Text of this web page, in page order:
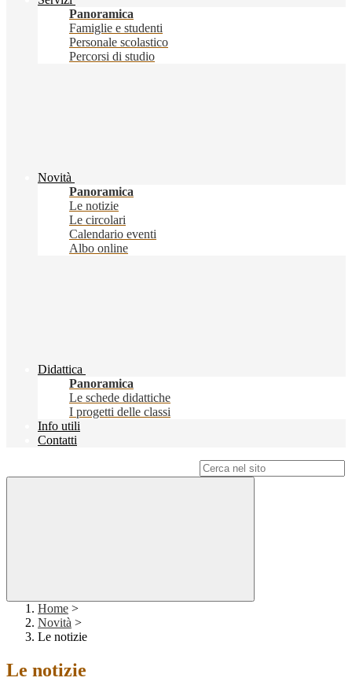
Panoramica
Famiglie e studenti
Personale scolastico
Percorsi di studio
Novità
Panoramica
Le notizie
Le circolari
Calendario eventi
Albo online
Didattica
Panoramica
Le schede didattiche
I progetti delle classi
Info utili
Contatti
Home >
Novità >
Le notizie
Le notizie